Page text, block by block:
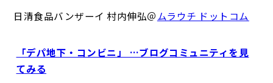
日清食品バンザーイ 村内伸弘＠ムラウチ ドットコム
「デパ地下・コンビニ」 …ブログコミュニティを見
てみる